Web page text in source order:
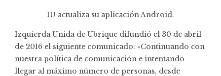
IU actualiza su aplicación Android.
Izquierda Unida de Ubrique difundió el 30 de abril
de 2016 el siguiente comunicado: «Continuando con
nuestra política de comunicación e intentando
llegar al máximo número de personas, desde